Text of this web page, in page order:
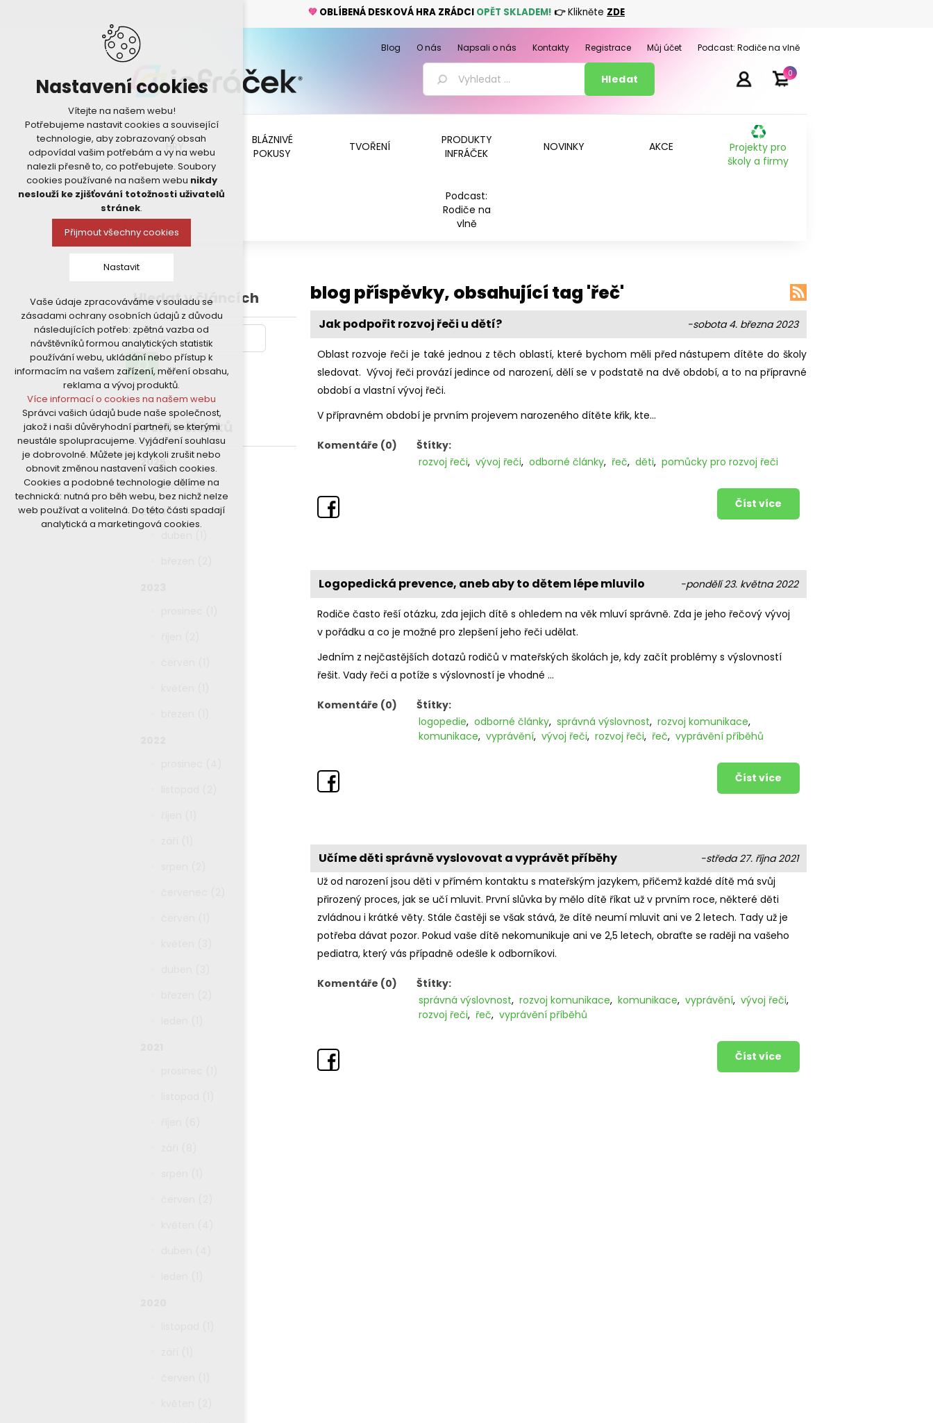
💚 OBLÍBENÁ DESKOVÁ HRA ZRÁDCI OPĚT SKLADEM! 👉Klikněte ZDE
Nastavení cookies
Vítejte na našem webu!
Potřebujeme nastavit cookies a související
technologie, aby zobrazovaný obsah
odpovídal vašim potřebám a vy na webu
nalezli přesně to, co potřebujete. Soubory
cookies používané na našem webu nikdy
neslouží ke zjišťování totožnosti uživatelů
stránek.
Přijmout všechny cookies
Nastavit
Technická cookies
nutná pro provozování webu
udržení kontextu stránek (session):
případná přihlášení, volby jazyka, apod.
Volitelná cookies
analytická pro anonymizované
vyhodnocení návštěvnosti
marketingová cookies (Google)
Více informací o cookies na našem webu
Přijmout všechny cookies
Odmítnout vše
Vaše údaje zpracováváme v souladu se
zásadami ochrany osobních údajů z důvodu
následujících potřeb: zpětná vazba od
návštěvníků formou analytických statistik
používání webu, ukládání nebo přístup k
informacím na vašem zařízení, měření obsahu,
reklama a vývoj produktů.
Více informací o cookies na našem webu
Správci vašich údajů bude naše společnost,
jakož i naši důvěryhodní partneři, se kterými
neustále spolupracujeme. Vyjádření souhlasu
je dobrovolné. Můžete jej kdykoli zrušit nebo
obnovit změnou nastavení vašich cookies.
Cookies a podobné technologie dělíme na
technická: nutná pro běh webu, bez nichž nelze
web používat a volitelná. Do této části spadají
analytická a marketingová cookies.
0
HRY
BLÁZNIVÉ
POKUSY
TVOŘENÍ
PRODUKTY
INFRÁČEK
NOVINKY AKCE
Projekty pro
školy a firmy
Podcast:
Rodiče na
vlně
Blog O nás Napsali o nás Kontakty Registrace Můj účet Podcast: Rodiče na vlně
Hledat v článcích
Archiv článků
2025
březen (1)
2024
blog příspěvky, obsahující tag 'řeč'
Jak podpořit rozvoj řeči u dětí? -sobota 4. března 2023
Oblast rozvoje řeči je také jednou z těch oblastí, které bychom měli před nástupem dítěte do školy
sledovat. Vývoj řeči provází jedince od narození, dělí se v podstatě na dvě období, a to na přípravné
období a vlastní vývoj řeči.
V přípravném období je prvním projevem narozeného dítěte křik, kte...
Štítky:
rozvoj řeči, vývoj řeči, odborné články, řeč, děti, pomůcky pro rozvoj řeči
Komentáře (0)
Číst více
Logopedická prevence, aneb aby to dětem lépe mluvilo -pondělí 23. května 2022
Rodiče často řeší otázku, zda jejich dítě s ohledem na věk mluví správně. Zda je jeho řečový vývoj
v pořádku a co je možné pro zlepšení jeho řeči udělat.
Jedním z nejčastějších dotazů rodičů v mateřských školách je, kdy začít problémy s výslovností
řešit. Vady řeči a potíže s výslovností je vhodné ...
Štítky:
logopedie, odborné články, správná výslovnost, rozvoj komunikace,
komunikace, vyprávění, vývoj řeči, rozvoj řeči, řeč, vyprávění příběhů
Komentáře (0)
Číst více
Učíme děti správně vyslovovat a vyprávět příběhy
-středa 27. října 2021
Už od narození jsou děti v přímém kontaktu s mateřským jazykem, přičemž každé dítě má svůj
přirozený proces, jak se učí mluvit. První slůvka by mělo dítě říkat už v prvním roce, některé děti
zvládnou i krátké věty. Stále častěji se však stává, že dítě neumí mluvit ani ve 2 letech. Tady už je
potřeba dávat pozor. Pokud vaše dítě nekomunikuje ani ve 2,5 letech, obraťte se raději na vašeho
pediatra, který vás případně odešle k odborníkovi.
Štítky:
správná výslovnost, rozvoj komunikace, komunikace, vyprávění, vývoj řeči,
rozvoj řeči, řeč, vyprávění příběhů
Komentáře (0)
Číst více